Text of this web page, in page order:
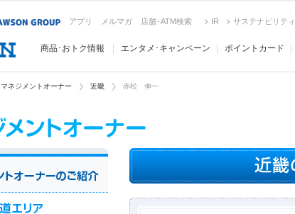
アプリ メルマガ 店舗･ATM検索 IR サステナビリティ
商品･おトク情報 エンタメ･キャンペーン ポイントカード
マネジメントオーナー 近畿 赤松 伸一